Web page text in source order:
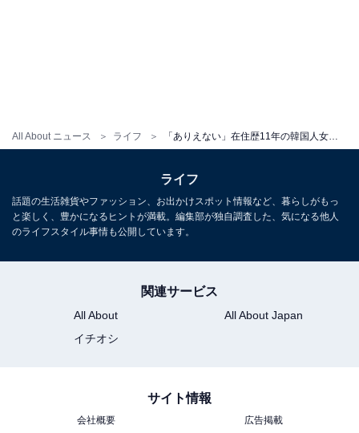
All About ニュース ライフ
ー』（1976年制作）では、無名のボクサーでお金がない
ロッキーが、栄養補給のためにコップに生卵を5つ入れ
リカの観客から嵐のように悲鳴が上がったという話を聞
いたことがあります。
今まで、ロッキーの“漢気”に対する称賛の悲鳴だと思っ
アニメや漫画のレビュー、エンタメトピックスなどを中
心に、オールジャンルで執筆中のライター。時々、店舗
ライフ
話題の生活雑貨やファッション、お出かけスポット情報など、暮らしがもっ
と楽しく、豊かになるヒントが満載。編集部が独自調査した、気になる他人
のライフスタイル事情も公開しています。
関連サービス
All About
All About Japan
イチオシ
サイト情報
会社概要 広告掲載